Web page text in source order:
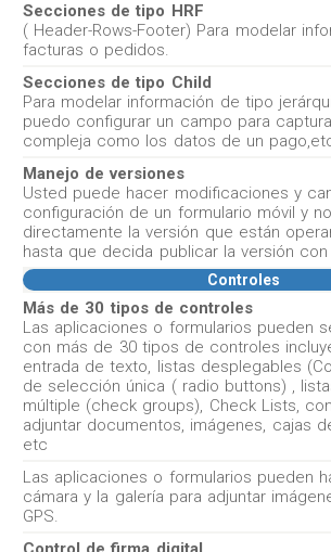
Secciones de tipo HRF
( Header-Rows-Footer) Para modelar
facturas o pedidos.
Secciones de tipo Child
Para modelar información de tipo
puedo configurar un campo para
compleja como los datos de un
Manejo de versiones
Usted puede hacer modificaciones y
configuración de un formulario móvil y
directamente la versión que están
hasta que decida publicar la versión
Controles
Más de 30 tipos de controles
Las aplicaciones o formularios pueden
con más de 30 tipos de controles
entrada de texto, listas desplegables
de selección única ( radio buttons) ,
múltiple (check groups), Check Lists,
adjuntar documentos, imágenes, cajas
etc
Las aplicaciones o formularios pueden
cámara y la galería para adjuntar
GPS.